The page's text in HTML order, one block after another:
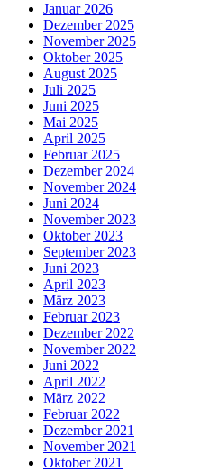
Januar 2026
Dezember 2025
November 2025
Oktober 2025
August 2025
Juli 2025
Juni 2025
Mai 2025
April 2025
Februar 2025
Dezember 2024
November 2024
Juni 2024
November 2023
Oktober 2023
September 2023
Juni 2023
April 2023
März 2023
Februar 2023
Dezember 2022
November 2022
Juni 2022
April 2022
März 2022
Februar 2022
Dezember 2021
November 2021
Oktober 2021